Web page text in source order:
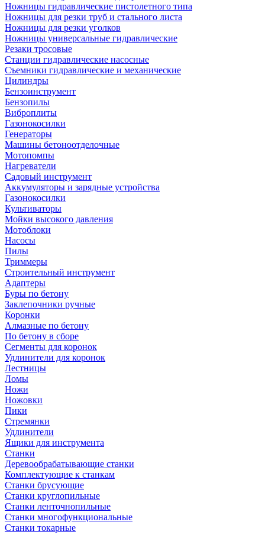
Ножницы гидравлические пистолетного типа
Ножницы для резки труб и стального листа
Ножницы для резки уголков
Ножницы универсальные гидравлические
Резаки тросовые
Станции гидравлические насосные
Съемники гидравлические и механические
Цилиндры
Бензоинструмент
Бензопилы
Виброплиты
Газонокосилки
Генераторы
Машины бетоноотделочные
Мотопомпы
Нагреватели
Садовый инструмент
Аккумуляторы и зарядные устройства
Газонокосилки
Культиваторы
Мойки высокого давления
Мотоблоки
Насосы
Пилы
Триммеры
Строительный инструмент
Адаптеры
Буры по бетону
Заклепочники ручные
Коронки
Алмазные по бетону
По бетону в сборе
Сегменты для коронок
Удлинители для коронок
Лестницы
Ломы
Ножи
Ножовки
Пики
Стремянки
Удлинители
Ящики для инструмента
Станки
Деревообрабатывающие станки
Комплектующие к станкам
Станки брусующие
Станки круглопильные
Станки ленточнопильные
Станки многофункциональные
Станки токарные